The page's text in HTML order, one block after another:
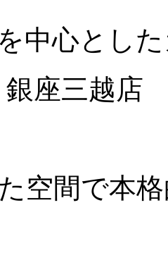
中心とし
座三越店
空間で本